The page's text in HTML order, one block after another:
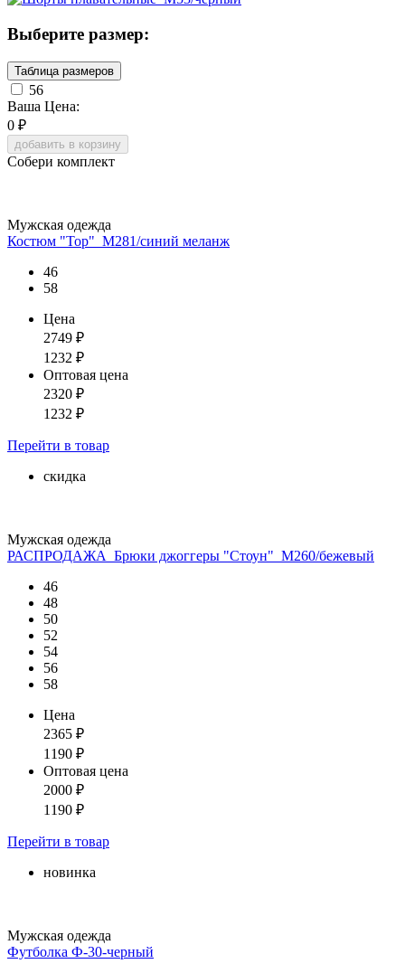
Выберите размер:
Таблица размеров
56
Ваша Цена:
0 ₽
добавить в корзину
Собери комплект
Мужская одежда
Костюм "Тор"_М281/синий меланж
46
58
Цена
2749 ₽
1232 ₽
Оптовая цена
2320 ₽
1232 ₽
Перейти в товар
скидка
Мужская одежда
РАСПРОДАЖА_Брюки джоггеры "Стоун"_М260/бежевый
46
48
50
52
54
56
58
Цена
2365 ₽
1190 ₽
Оптовая цена
2000 ₽
1190 ₽
Перейти в товар
новинка
Мужская одежда
Футболка Ф-30-черный